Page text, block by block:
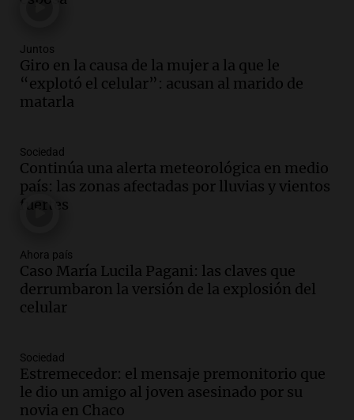
Audio.
en suspenso a hombre por simular robo
de recaudación en San Luis
Panorama Federal
ayuda por problemas de fertilidad y la
ostentación de millonarios
Amamos Argentina
Episodios
avanza con testimonios clave sobre el
accidente en Villa Dolores
Panorama Federal
Episodios
la temporada Rock Real con bandas
tributo todos los jueves
Panorama Federal
Episodios
Juntos
Giro en la causa de la mujer a la que le
“explotó el celular”: acusan al marido de
matarla
Sociedad
Continúa una alerta meteorológica en medio
país: las zonas afectadas por lluvias y vientos
fuertes
Ahora país
Caso María Lucila Pagani: las claves que
derrumbaron la versión de la explosión del
celular
Sociedad
Estremecedor: el mensaje premonitorio que
le dio un amigo al joven asesinado por su
novia en Chaco